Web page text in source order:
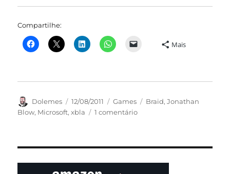
Compartilhe:
Mais
Autor
Dolemes
Publicado
em
12/08/2011 Categorias
Games Tags
Braid,Jonathan
Blow, Microsoft,xbla 1 comentárioem
Microsoft